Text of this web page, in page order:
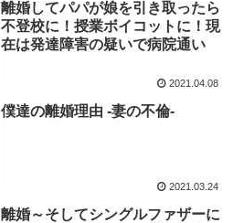
離婚してパパが娘を引き取ったら
不登校に！授業ボイコットに！現
在は発達障害の疑いで病院通い
2021.04.08
僕達の離婚理由 -妻の不倫-
2021.03.24
離婚～そしてシングルファザーに